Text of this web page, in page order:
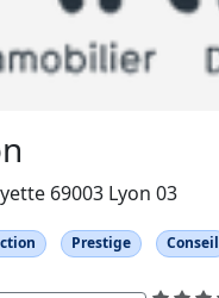
69003 Lyon 03
Prestige Conseil